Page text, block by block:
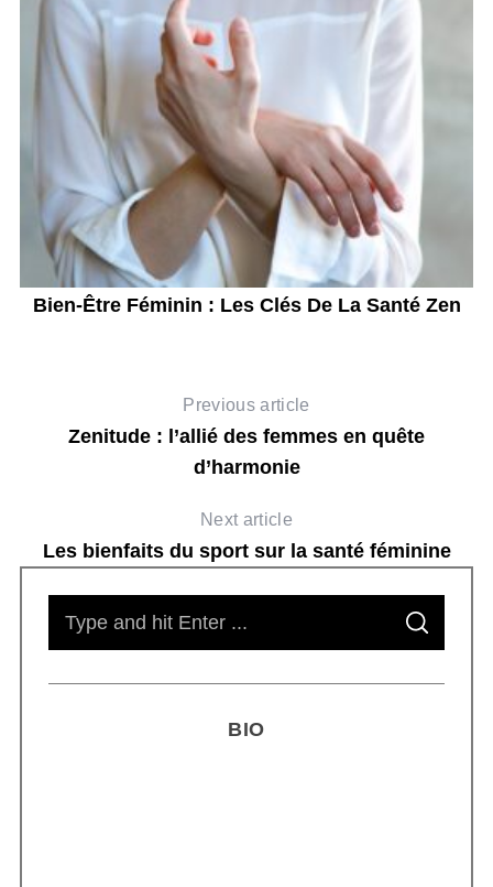
Bien-Être Féminin : Les Clés De La Santé Zen
Previous article
Zenitude : l’allié des femmes en quête
d’harmonie
Next article
Les bienfaits du sport sur la santé féminine
S
A
C
BIO